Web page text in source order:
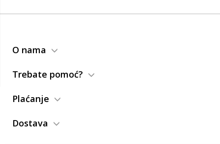
O nama
Trebate pomoć?
Plaćanje
Dostava